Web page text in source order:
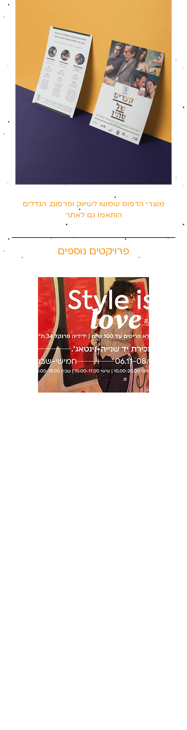
מוצרי הדפוס שמשו לשיווק ופרסום. הגדלים
הותאמו גם לאתר
פרויקטים נוספים